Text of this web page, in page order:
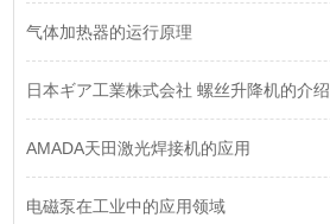
气体加热器的运行原理
日本ギア工業株式会社 螺丝升降机的介绍
AMADA天田激光焊接机的应用
电磁泵在工业中的应用领域